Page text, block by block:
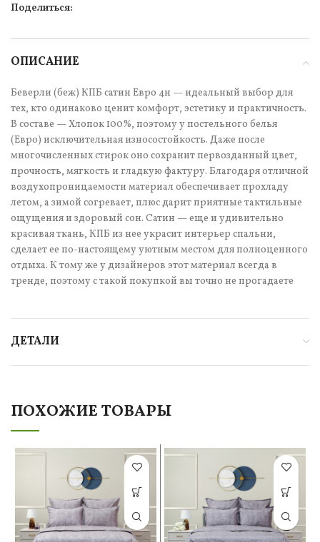
Поделиться:
ОПИСАНИЕ
Беверли (беж) КПБ сатин Евро 4н — идеальный выбор для
тех, кто одинаково ценит комфорт, эстетику и практичность.
В составе — Хлопок 100%, поэтому у постельного белья
(Евро) исключительная износостойкость. Даже после
многочисленных стирок оно сохранит первозданный цвет,
прочность, мягкость и гладкую фактуру. Благодаря отличной
воздухопроницаемости материал обеспечивает прохладу
летом, а зимой согревает, плюс дарит приятные тактильные
ощущения и здоровый сон. Сатин — еще и удивительно
красивая ткань, КПБ из нее украсит интерьер спальни,
сделает ее по-настоящему уютным местом для полноценного
отдыха. К тому же у дизайнеров этот материал всегда в
тренде, поэтому с такой покупкой вы точно не прогадаете
ДЕТАЛИ
ПОХОЖИЕ ТОВАРЫ